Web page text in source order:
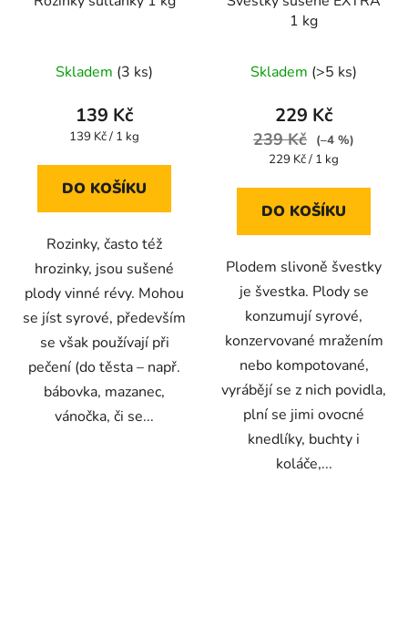
hodnocení
produktu
je
z
Skladem (3 ks)
139 Kč
Měrná
139 Kč / 1 kg
DO KOŠÍKU
Rozinky, často též
hrozinky, jsou sušené
plody vinné révy. Mohou
se jíst syrové, především
se však používají při
pečení (do těsta – např.
bábovka, mazanec,
vánočka, či se...
1 kg
hodnocení
produktu
je
5,0
5
Skladem (>5 ks)
229 Kč
239 Kč
(–4 %)
Měrná
229 Kč / 1 kg
DO KOŠÍKU
Plodem slivoně švestky
je švestka. Plody se
konzumují syrové,
konzervované mražením
nebo kompotované,
vyrábějí se z nich povidla,
plní se jimi ovocné
knedlíky, buchty i
koláče,...